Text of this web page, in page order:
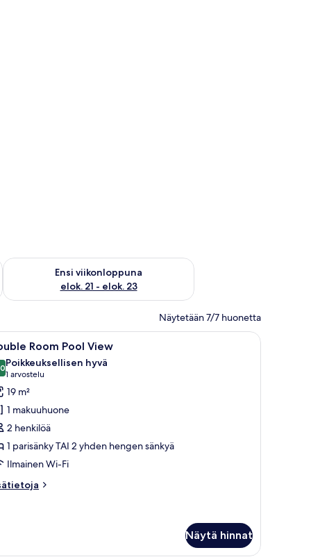
14 - elok. 16
Ensi viikonloppuna
elok. 21 - elok. 23
Tarkista ensi viikonlopun saatavuus elok. 21 - elok. 23
Näytetään 7/7 huonetta
seinällä taulu ja seinään kiinnitetyt lamput.Hotellihuone, jossa on parveke, sänky, pöytä
5 Room Pool View
kautta 10
Poikkeuksellisen hyvä
1 arvostelu
(1
arvostelu)
19 m²
1 makuuhuone
2 henkilöä
1 parisänky TAI 2 yhden hengen sänkyä
Ilmainen Wi-Fi
Näytä hinnat